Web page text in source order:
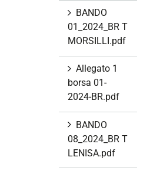
BANDO
01_2024_BR T
MORSILLI.pdf
Allegato 1
borsa 01-
2024-BR.pdf
BANDO
08_2024_BR T
LENISA.pdf